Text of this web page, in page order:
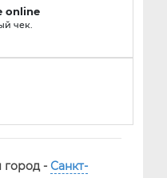
online
чек.
город - Санкт-